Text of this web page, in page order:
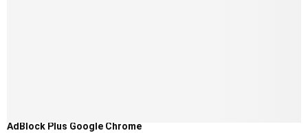
AdBlock Plus Google Chrome